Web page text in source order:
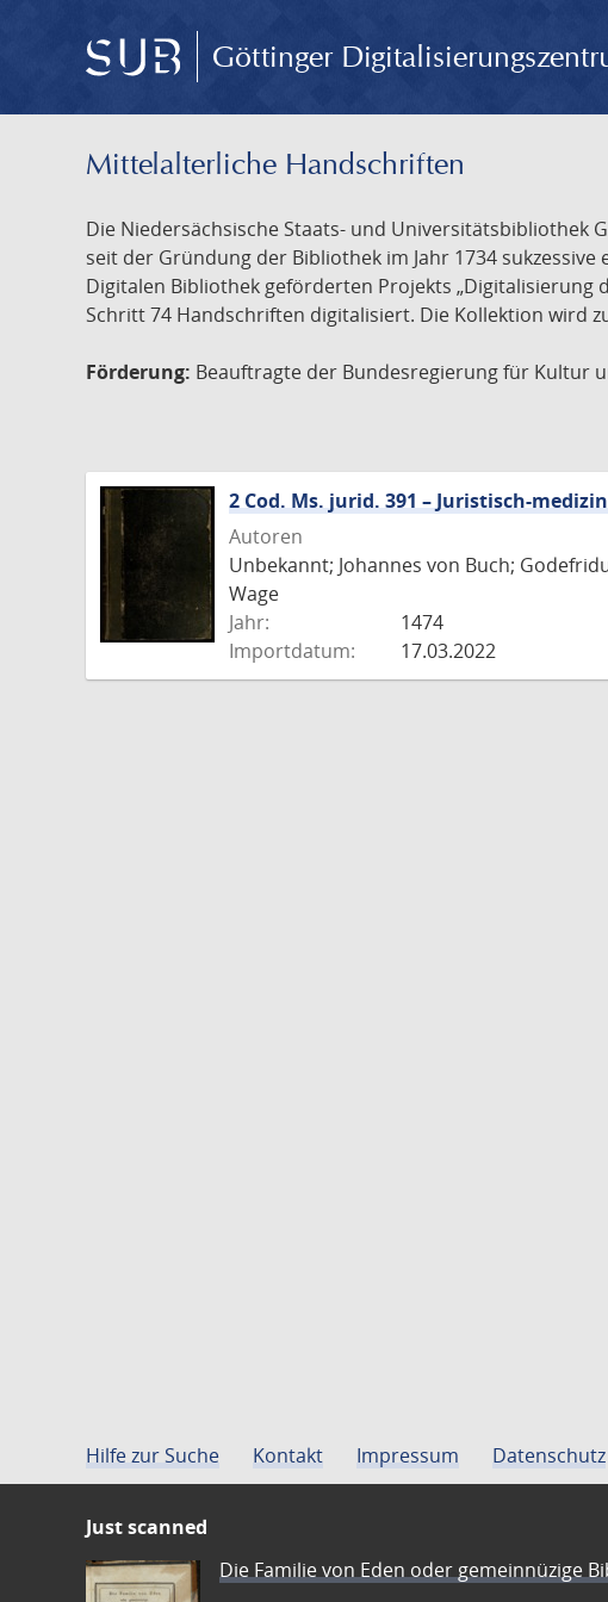
Göttinger
Mittelalterliche Handschriften
Die Niedersächsische Staats- und
seit der Gründung der Bibliothek im Jahr 1734
Digitalen Bibliothek geförderten Projekts
Schritt 74 Handschriften digitalisiert. Die Kollektion wird
Förderung: Beauftragte der Bundesregierung für Kultur
2 Cod. Ms. jurid. 391 – Juristisch-
Autoren
Unbekannt; Johannes von Buch;
Wage
Jahr:
1474
Importdatum:
17.03.2022
Hilfe zur Suche Kontakt Impressum Datenschutz
Just scanned
Die Familie von Eden oder gemeinnüzige